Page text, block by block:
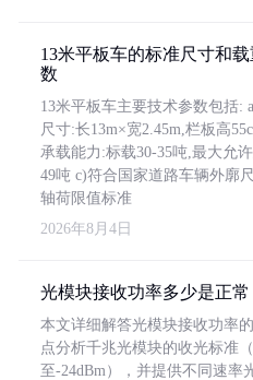
13米平板车的标准尺寸和载
数
13米平板车主要技术参数包括:
尺寸:长13m×宽2.45m,栏板高
承载能力:标载30-35吨,最大允
49吨 c)符合国家道路车辆外廓
轴荷限值标准
2026年8月4日
光模块接收功率多少是正常
本文详细解答光模块接收功率
点分析千兆光模块的收光标准
至-24dBm），并提供不同速率